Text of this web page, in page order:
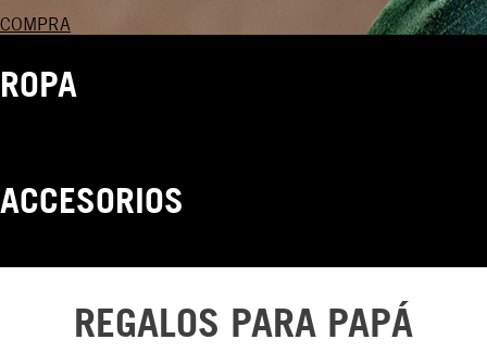
COMPRA
ROPA
ACCESORIOS
REGALOS PARA PAPÁ